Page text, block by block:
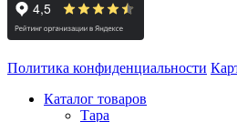
Политика конфиденциальности
Каталог товаров
Тара